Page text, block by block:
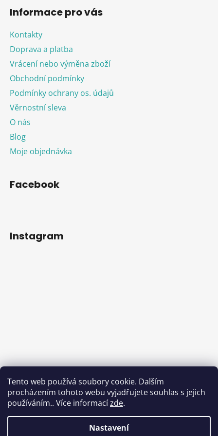
Tento web používá soubory cookie. Dalším
procházením tohoto webu vyjadřujete souhlas s jejich
používáním.. Více informacízde.
Nastavení
Informace pro vás
Kontakty
Doprava a platba
Vrácení nebo výměna zboží
Obchodní podmínky
Podmínky ochrany os. údajů
Věrnostní sleva
O nás
Blog
Moje objednávka
Facebook
Instagram